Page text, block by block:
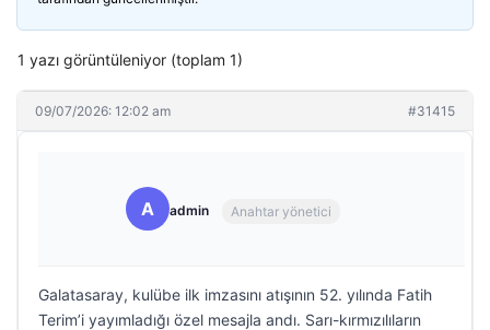
1 yazı görüntüleniyor (toplam 1)
09/07/2026: 12:02 am #31415
A admin Anahtar yönetici
Galatasaray, kulübe ilk imzasını atışının 52. yılında Fatih
Terim’i yayımladığı özel mesajla andı. Sarı-kırmızılıların